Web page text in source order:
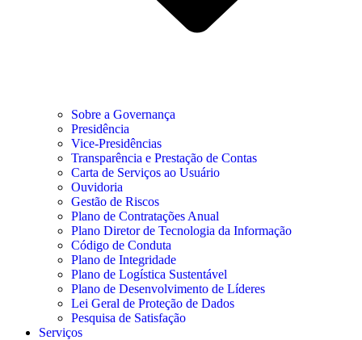
Sobre a Governança
Presidência
Vice-Presidências
Transparência e Prestação de Contas
Carta de Serviços ao Usuário
Ouvidoria
Gestão de Riscos
Plano de Contratações Anual
Plano Diretor de Tecnologia da Informação
Código de Conduta
Plano de Integridade
Plano de Logística Sustentável
Plano de Desenvolvimento de Líderes
Lei Geral de Proteção de Dados
Pesquisa de Satisfação
Serviços